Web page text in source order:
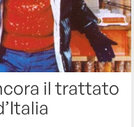
il trattato